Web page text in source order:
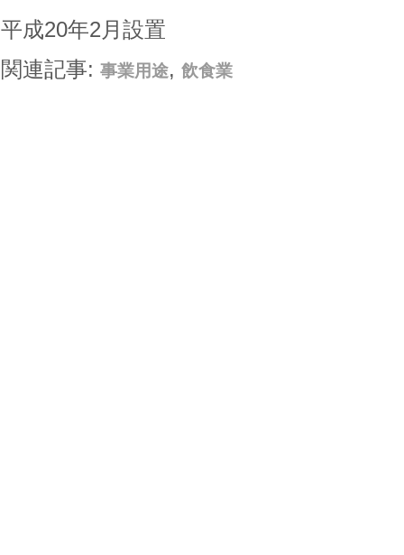
平成20年2月設置
関連記事: 事業用途, 飲食業